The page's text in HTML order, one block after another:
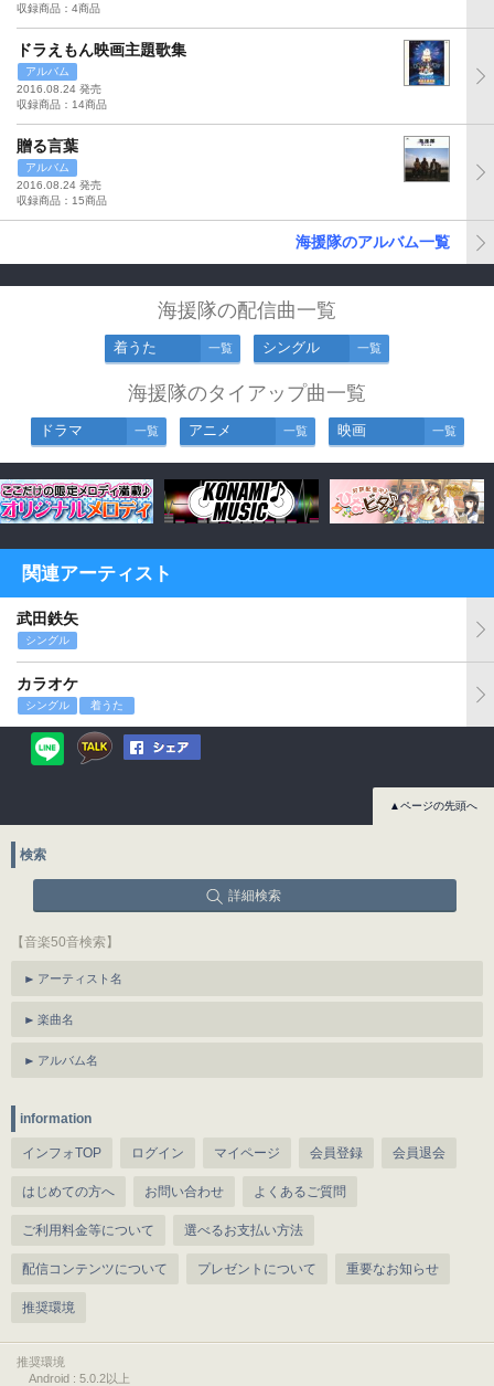
収録商品：4商品
ドラえもん映画主題歌集
アルバム
2016.08.24 発売
収録商品：14商品
贈る言葉
アルバム
2016.08.24 発売
収録商品：15商品
海援隊のアルバム一覧
海援隊の配信曲一覧
着うた 一覧 シングル 一覧
海援隊のタイアップ曲一覧
ドラマ 一覧 アニメ 一覧 映画 一覧
関連アーティスト
武田鉄矢
シングル
カラオケ
シングル 着うた
▲ページの先頭へ
検索
詳細検索
【音楽50音検索】
アーティスト名
楽曲名
アルバム名
information
インフォTOP ログイン マイページ 会員登録 会員退会
はじめての方へ お問い合わせ よくあるご質問
ご利用料金等について 選べるお支払い方法
配信コンテンツについて プレゼントについて 重要なお知らせ
推奨環境
推奨環境
Android : 5.0.2以上